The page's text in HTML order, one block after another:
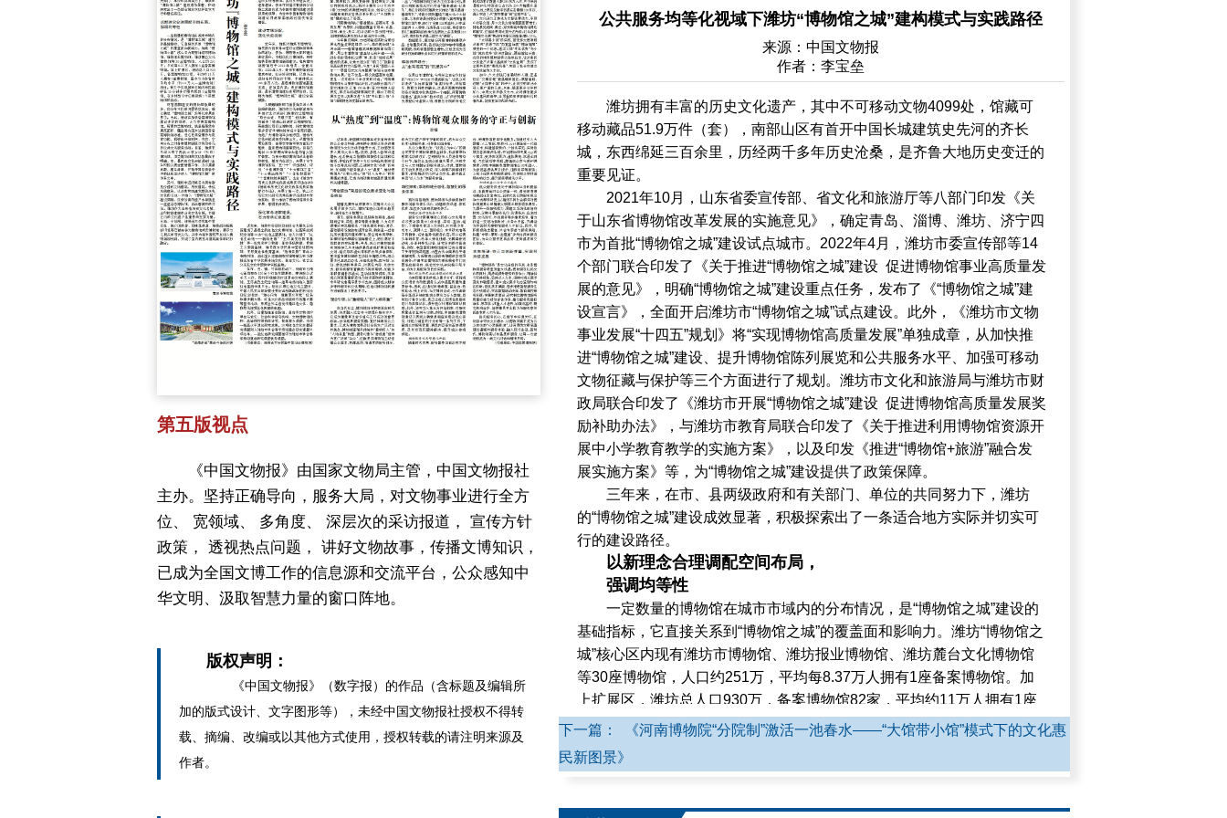
第五版视点
《中国文物报》由国家文物局主管，中国文物报社
主办。坚持正确导向，服务大局，对文物事业进行全方
位、 宽领域、 多角度、 深层次的采访报道， 宣传方针
政策， 透视热点问题， 讲好文物故事，传播文博知识，
已成为全国文博工作的信息源和交流平台，公众感知中
华文明、汲取智慧力量的窗口阵地。
版权声明：
《中国文物报》（数字报）的作品（含标题及编辑所
加的版式设计、文字图形等），未经中国文物报社授权不得转
载、摘编、改编或以其他方式使用，授权转载的请注明来源及
作者。
公共服务均等化视域下潍坊“博物馆之城”建构模式与实践路径
来源：中国文物报
作者：李宝垒
潍坊拥有丰富的历史文化遗产，其中不可移动文物4099处，馆藏可
移动藏品51.9万件（套），南部山区有首开中国长城建筑史先河的齐长
城，东西绵延三百余里，历经两千多年历史沧桑，是齐鲁大地历史变迁的
重要见证。
2021年10月，山东省委宣传部、省文化和旅游厅等八部门印发《关
于山东省博物馆改革发展的实施意见》，确定青岛、淄博、潍坊、济宁四
市为首批“博物馆之城”建设试点城市。2022年4月，潍坊市委宣传部等14
个部门联合印发了《关于推进“博物馆之城”建设 促进博物馆事业高质量发
展的意见》，明确“博物馆之城”建设重点任务，发布了《“博物馆之城”建
设宣言》，全面开启潍坊市“博物馆之城”试点建设。此外，《潍坊市文物
事业发展“十四五”规划》将“实现博物馆高质量发展”单独成章，从加快推
进“博物馆之城”建设、提升博物馆陈列展览和公共服务水平、加强可移动
文物征藏与保护等三个方面进行了规划。潍坊市文化和旅游局与潍坊市财
政局联合印发了《潍坊市开展“博物馆之城”建设 促进博物馆高质量发展奖
励补助办法》，与潍坊市教育局联合印发了《关于推进利用博物馆资源开
展中小学教育教学的实施方案》，以及印发《推进“博物馆+旅游”融合发
展实施方案》等，为“博物馆之城”建设提供了政策保障。
三年来，在市、县两级政府和有关部门、单位的共同努力下，潍坊
的“博物馆之城”建设成效显著，积极探索出了一条适合地方实际并切实可
行的建设路径。
以新理念合理调配空间布局，
强调均等性
一定数量的博物馆在城市市域内的分布情况，是“博物馆之城”建设的
基础指标，它直接关系到“博物馆之城”的覆盖面和影响力。潍坊“博物馆之
城”核心区内现有潍坊市博物馆、潍坊报业博物馆、潍坊麓台文化博物馆
等30座博物馆，人口约251万，平均每8.37万人拥有1座备案博物馆。加
上扩展区，潍坊总人口930万，备案博物馆82家，平均约11万人拥有1座
博物馆，基本与山东省的平均水平（约12万人一座博物馆）相当。致力于
村庄都能有1个类博物馆的目标。
满足“博物馆之城”均等化发展的要求。为此，潍坊在加快备案博物馆建设
下一篇： 《河南博物院“分院制”激活一池春水——“大馆带小馆”模式下的文化惠
民新图景》